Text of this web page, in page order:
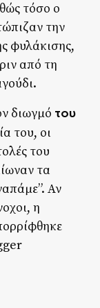
τόσο ο
την
φυλάκισης,
από τη
διωγμό του
του, οι
του
τα
Αν
η